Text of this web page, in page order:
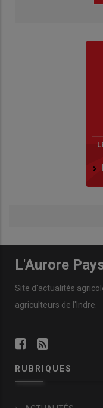
L'Aurore
Site d'actualités
agriculteurs de l'Indre.
RUBRIQUES